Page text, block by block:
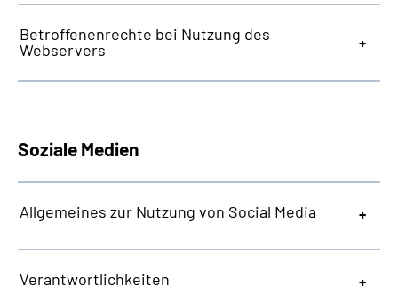
Betroffenenrechte bei Nutzung des
Webservers
Soziale Medien
Allgemeines zur Nutzung von Social Media
Verantwortlichkeiten